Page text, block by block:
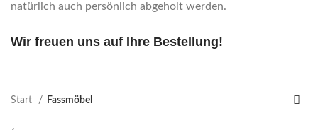
natürlich auch persönlich abgeholt werden.
Wir freuen uns auf Ihre Bestellung!
Start Fassmöbel